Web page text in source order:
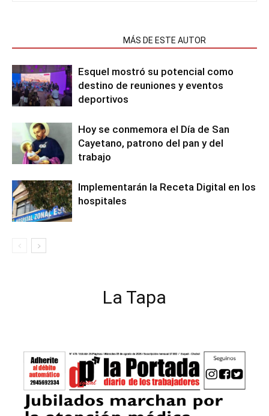
MÁS DE ESTE AUTOR
Esquel mostró su potencial como
destino de reuniones y eventos
deportivos
Hoy se conmemora el Día de San
Cayetano, patrono del pan y del
trabajo
Implementarán la Receta Digital en los
hospitales
La Tapa